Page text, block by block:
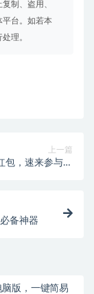
制、盗用、
平台。如若本
理。
上一篇
包，速来参与！
备神器
版，一键简易